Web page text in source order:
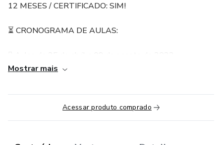
12 MESES / CERTIFICADO: SIM!
⏳ CRONOGRAMA DE AULAS:
 Primeira aula ao vivo dia 25 de abril
Mostrar mais
Acessar produto comprado